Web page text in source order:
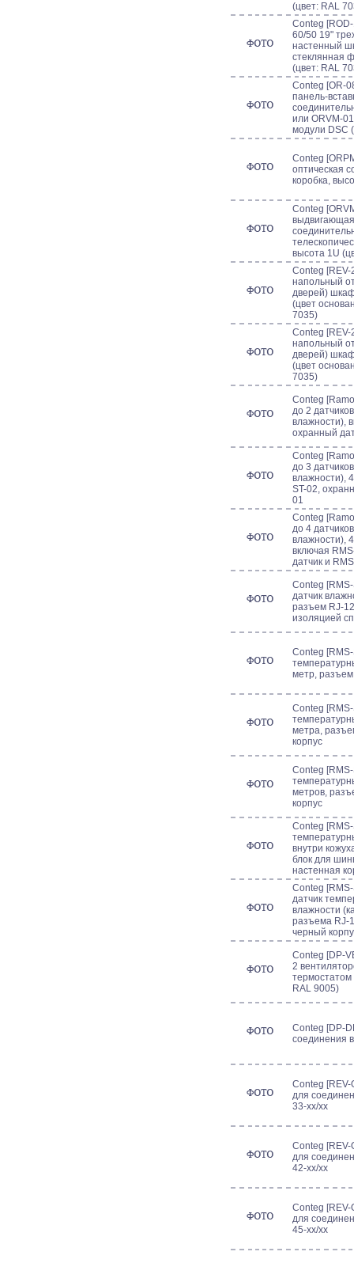
(цвет: RAL
Conteg
60/50 19"
настенный
стеклянная
(цвет: RAL
Conteg [OR-
панель-
или ORVM-
модули DSС
Conteg
оптическая
коробка,
Conteg
высота 1U
Conteg
напольный
дверей)
(цвет
7035)
Conteg
напольный
дверей)
(цвет
7035)
Conteg
до 2
влажности),
охранный
Conteg
до 3
влажности),
ST-02,
01
Conteg
до 4
влажности),
включая
датчик и
Conteg
датчик
разъем RJ-
изоляцией
Conteg
метр,
Conteg
метра,
корпус
Conteg
метров,
корпус
Conteg
внутри
блок для
настенная
Conteg
датчик
влажности
разъема RJ-
черный
Conteg [DP-
2
термостатом
RAL 9005)
Conteg [DP-
соединения
Conteg [REV-
для
33-xx/xx
Conteg [REV-
для
42-xx/xx
Conteg [REV-
для
45-xx/xx